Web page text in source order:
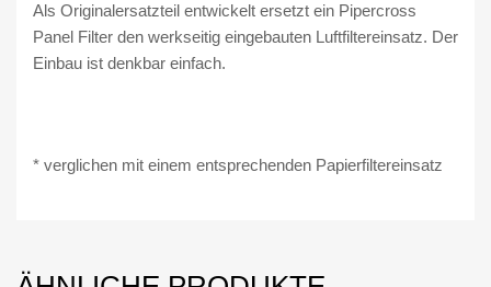
Als Originalersatzteil entwickelt ersetzt ein Pipercross
Panel Filter den werkseitig eingebauten Luftfiltereinsatz. Der
Einbau ist denkbar einfach.
* verglichen mit einem entsprechenden Papierfiltereinsatz